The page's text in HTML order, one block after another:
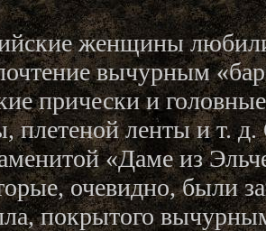
женщины любили
вычурным
прически и
плетеной ленты и т.
«Даме из
очевидно, были
покрытого